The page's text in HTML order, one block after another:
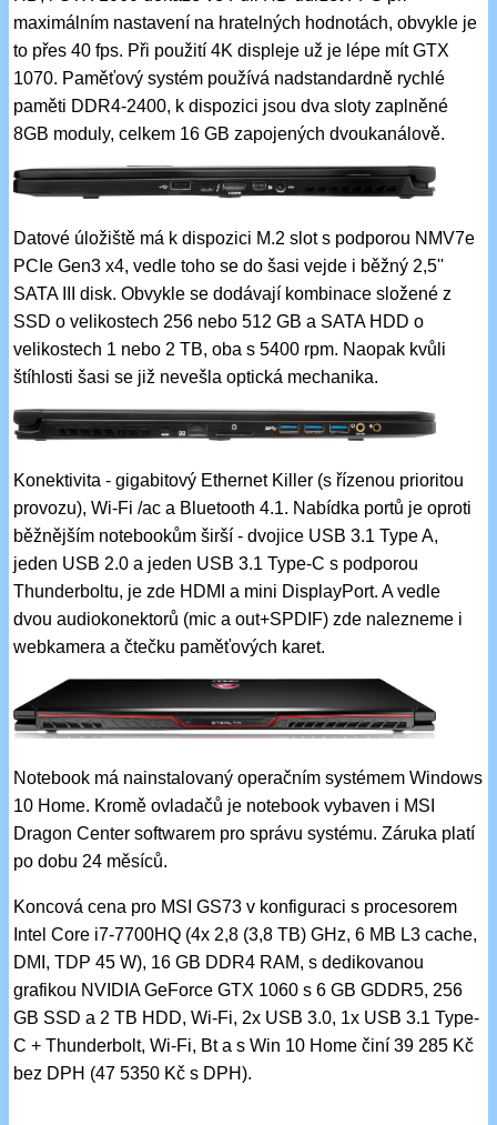
maximálním nastavení na hratelných hodnotách, obvykle je
to přes 40 fps. Při použití 4K displeje už je lépe mít GTX
1070. Paměťový systém používá nadstandardně rychlé
paměti DDR4-2400, k dispozici jsou dva sloty zaplněné
8GB moduly, celkem 16 GB zapojených dvoukanálově.
Datové úložiště má k dispozici M.2 slot s podporou NMV7e
PCIe Gen3 x4, vedle toho se do šasi vejde i běžný 2,5''
SATA III disk. Obvykle se dodávají kombinace složené z
SSD o velikostech 256 nebo 512 GB a SATA HDD o
velikostech 1 nebo 2 TB, oba s 5400 rpm. Naopak kvůli
štíhlosti šasi se již nevešla optická mechanika.
Konektivita - gigabitový Ethernet Killer (s řízenou prioritou
provozu), Wi-Fi /ac a Bluetooth 4.1. Nabídka portů je oproti
běžnějším notebookům širší - dvojice USB 3.1 Type A,
jeden USB 2.0 a jeden USB 3.1 Type-C s podporou
Thunderboltu, je zde HDMI a mini DisplayPort. A vedle
dvou audiokonektorů (mic a out+SPDIF) zde nalezneme i
webkamera a čtečku paměťových karet.
Notebook má nainstalovaný operačním systémem Windows
10 Home. Kromě ovladačů je notebook vybaven i MSI
Dragon Center softwarem pro správu systému. Záruka platí
po dobu 24 měsíců.
Koncová cena pro MSI GS73 v konfiguraci s procesorem
Intel Core i7-7700HQ (4x 2,8 (3,8 TB) GHz, 6 MB L3 cache,
DMI, TDP 45 W), 16 GB DDR4 RAM, s dedikovanou
grafikou NVIDIA GeForce GTX 1060 s 6 GB GDDR5, 256
GB SSD a 2 TB HDD, Wi-Fi, 2x USB 3.0, 1x USB 3.1 Type-
C + Thunderbolt, Wi-Fi, Bt a s Win 10 Home činí 39 285 Kč
bez DPH (47 5350 Kč s DPH).